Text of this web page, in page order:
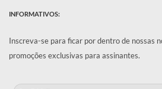
INFORMATIVOS:
Inscreva-se para ficar por dentro de nossas
promoções exclusivas para assinantes.